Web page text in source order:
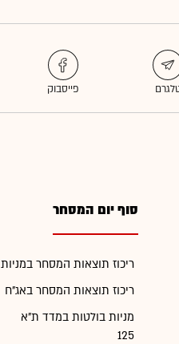
סוף יום המסחר
ריכוז תוצאות המסחר במניות
ריכוז תוצאות המסחר באג"ח
מניות בולטות במדד ת"א
125